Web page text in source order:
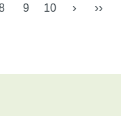
9 10 › ››